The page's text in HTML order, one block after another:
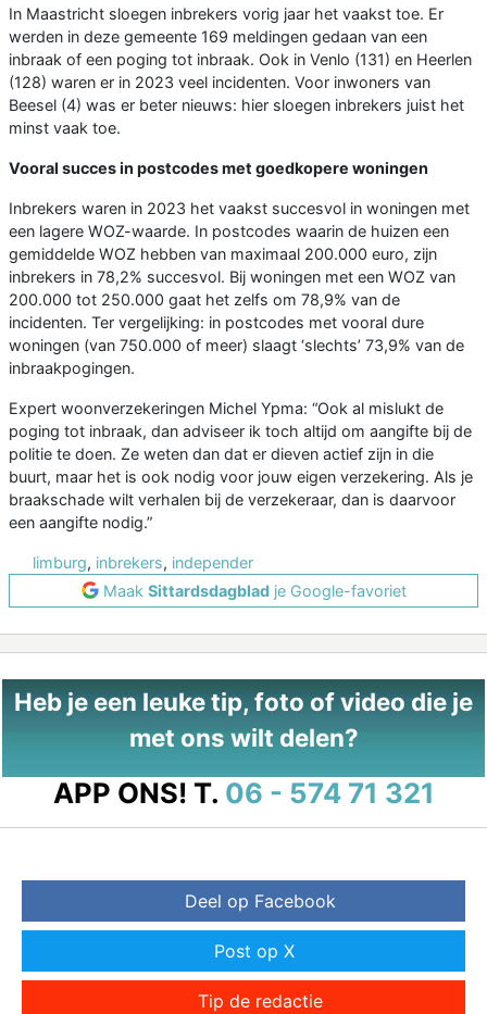
In Maastricht sloegen inbrekers vorig jaar het vaakst toe. Er
werden in deze gemeente 169 meldingen gedaan van een
inbraak of een poging tot inbraak. Ook in Venlo (131) en Heerlen
(128) waren er in 2023 veel incidenten. Voor inwoners van
Beesel (4) was er beter nieuws: hier sloegen inbrekers juist het
minst vaak toe.
Vooral succes in postcodes met goedkopere woningen
Inbrekers waren in 2023 het vaakst succesvol in woningen met
een lagere WOZ-waarde. In postcodes waarin de huizen een
gemiddelde WOZ hebben van maximaal 200.000 euro, zijn
inbrekers in 78,2% succesvol. Bij woningen met een WOZ van
200.000 tot 250.000 gaat het zelfs om 78,9% van de
incidenten. Ter vergelijking: in postcodes met vooral dure
woningen (van 750.000 of meer) slaagt ‘slechts’ 73,9% van de
inbraakpogingen.
Expert woonverzekeringen Michel Ypma: “Ook al mislukt de
poging tot inbraak, dan adviseer ik toch altijd om aangifte bij de
politie te doen. Ze weten dan dat er dieven actief zijn in die
buurt, maar het is ook nodig voor jouw eigen verzekering. Als je
braakschade wilt verhalen bij de verzekeraar, dan is daarvoor
een aangifte nodig.”
limburg, inbrekers, independer
Maak Sittardsdagbladje Google-favoriet
Heb je een leuke tip, foto of video die je
met ons wilt delen?
APP ONS! T. 06 - 574 71 321
Deel op Facebook
Post op X
Tip de redactie